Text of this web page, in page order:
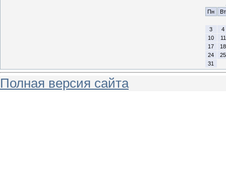
Пн
Вт
3
4
10
11
17
18
24
25
31
Полная версия сайта